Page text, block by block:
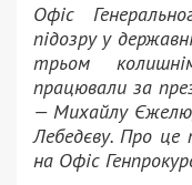
Офіс
підозру у
трьом
працювали за
— Михайлу
Лебедєву. Про це
на Офіс